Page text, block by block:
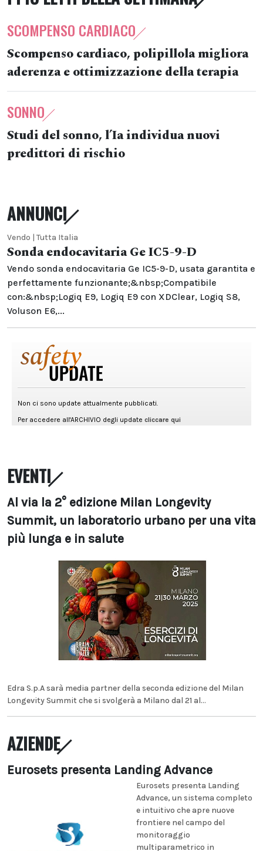
SCOMPENSO CARDIACO
Scompenso cardiaco, polipillola migliora
aderenza e ottimizzazione della terapia
SONNO
Studi del sonno, l’Ia individua nuovi
predittori di rischio
ANNUNCI
Vendo | Tutta Italia
Sonda endocavitaria Ge IC5-9-D
Vendo sonda endocavitaria Ge IC5-9-D, usata garantita e
perfettamente funzionante;&nbsp;Compatibile
con:&nbsp;Logiq E9, Logiq E9 con XDClear, Logiq S8,
Voluson E6,...
EVENTI
Al via la 2° edizione Milan Longevity
Summit, un laboratorio urbano per una vita
più lunga e in salute
Edra S.p.A sarà media partner della seconda edizione del Milan
Longevity Summit che si svolgerà a Milano dal 21 al...
AZIENDE
Eurosets presenta Landing Advance
Eurosets presenta Landing
Advance, un sistema completo
e intuitivo che apre nuove
frontiere nel campo del
monitoraggio
multiparametrico in